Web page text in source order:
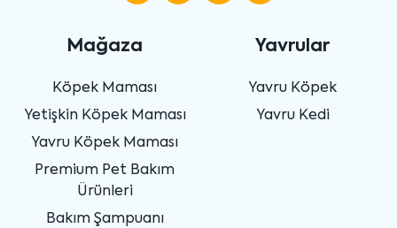
Mağaza
Köpek Maması
Yetişkin Köpek Maması
Yavru Köpek Maması
Premium Pet Bakım
Ürünleri
Bakım Şampuanı
Yavrular
Yavru Köpek
Yavru Kedi